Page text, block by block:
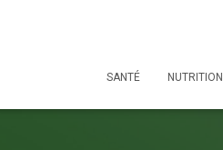
SANTÉ NUTRITION